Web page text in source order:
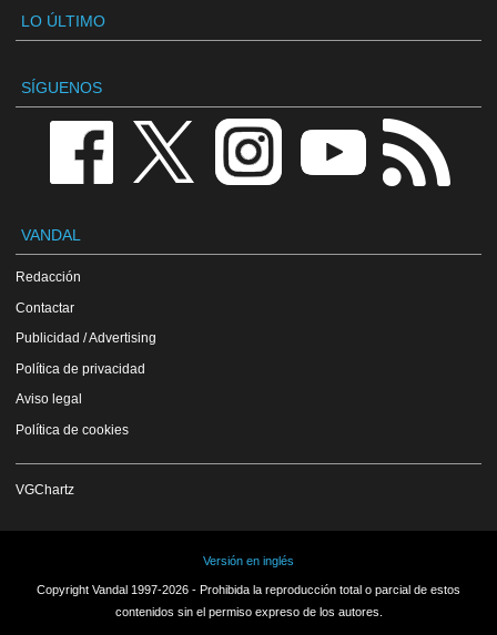
LO ÚLTIMO
SÍGUENOS
VANDAL
Redacción
Contactar
Publicidad / Advertising
Política de privacidad
Aviso legal
Política de cookies
VGChartz
Versión en inglés
Copyright Vandal 1997-2026 - Prohibida la reproducción total o parcial de estos
contenidos sin el permiso expreso de los autores.